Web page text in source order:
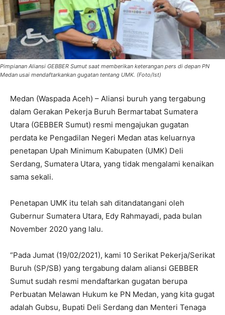
Pimpianan Aliansi GEBBER Sumut saat memberikan keterangan pers di depan PN
Medan usai mendaftarkankan gugatan tentang UMK. (Foto/Ist)
Medan (Waspada Aceh) – Aliansi buruh yang tergabung
dalam Gerakan Pekerja Buruh Bermartabat Sumatera
Utara (GEBBER Sumut) resmi mengajukan gugatan
perdata ke Pengadilan Negeri Medan atas keluarnya
penetapan Upah Minimum Kabupaten (UMK) Deli
Serdang, Sumatera Utara, yang tidak mengalami kenaikan
sama sekali.
Penetapan UMK itu telah sah ditandatangani oleh
Gubernur Sumatera Utara, Edy Rahmayadi, pada bulan
November 2020 yang lalu.
“Pada Jumat (19/02/2021), kami 10 Serikat Pekerja/Serikat
Buruh (SP/SB) yang tergabung dalam aliansi GEBBER
Sumut sudah resmi mendaftarkan gugatan berupa
Perbuatan Melawan Hukum ke PN Medan, yang kita gugat
adalah Gubsu, Bupati Deli Serdang dan Menteri Tenaga